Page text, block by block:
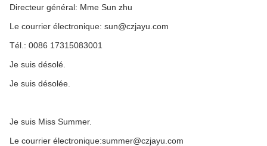
Directeur général: Mme Sun zhu
Le courrier électronique: sun@czjayu.com
Tél.: 0086 17315083001
Je suis désolé.
Je suis désolée.
Je suis Miss Summer.
Le courrier électronique:summer@czjayu.com